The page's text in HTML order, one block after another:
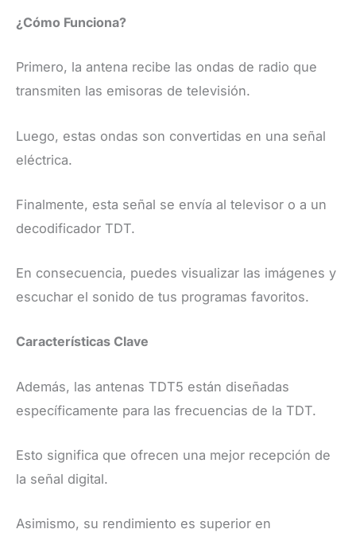
¿Cómo Funciona?
Primero, la antena recibe las ondas de radio que
transmiten las emisoras de televisión.
Luego, estas ondas son convertidas en una señal
eléctrica.
Finalmente, esta señal se envía al televisor o a un
decodificador TDT.
En consecuencia, puedes visualizar las imágenes y
escuchar el sonido de tus programas favoritos.
Características Clave
Además, las antenas TDT5 están diseñadas
específicamente para las frecuencias de la TDT.
Esto significa que ofrecen una mejor recepción de
la señal digital.
Asimismo, su rendimiento es superior en